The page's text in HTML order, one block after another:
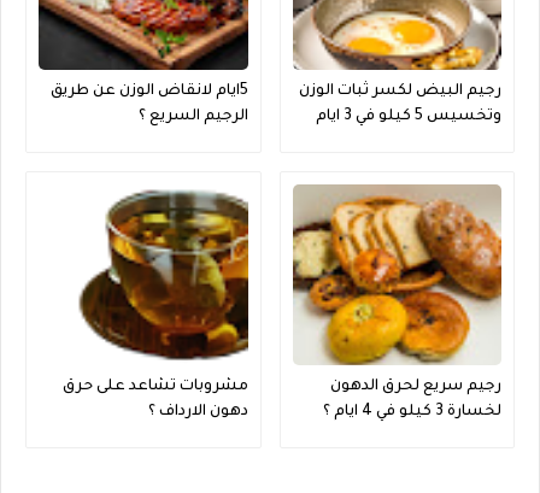
رجيم البيض لكسر ثبات الوزن
وتخسيس 5 كيلو في 3 ايام
5ايام لانقاض الوزن عن طريق
الرجيم السريع ؟
رجيم سريع لحرق الدهون
لخسارة 3 كيلو في 4 ايام ؟
مشروبات تشاعد على حرق
دهون الارداف ؟